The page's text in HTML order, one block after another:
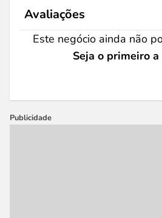
Avaliações
Este negócio ainda não
Seja o primeiro
Publicidade